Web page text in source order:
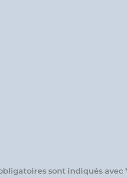
sont indiqués avec